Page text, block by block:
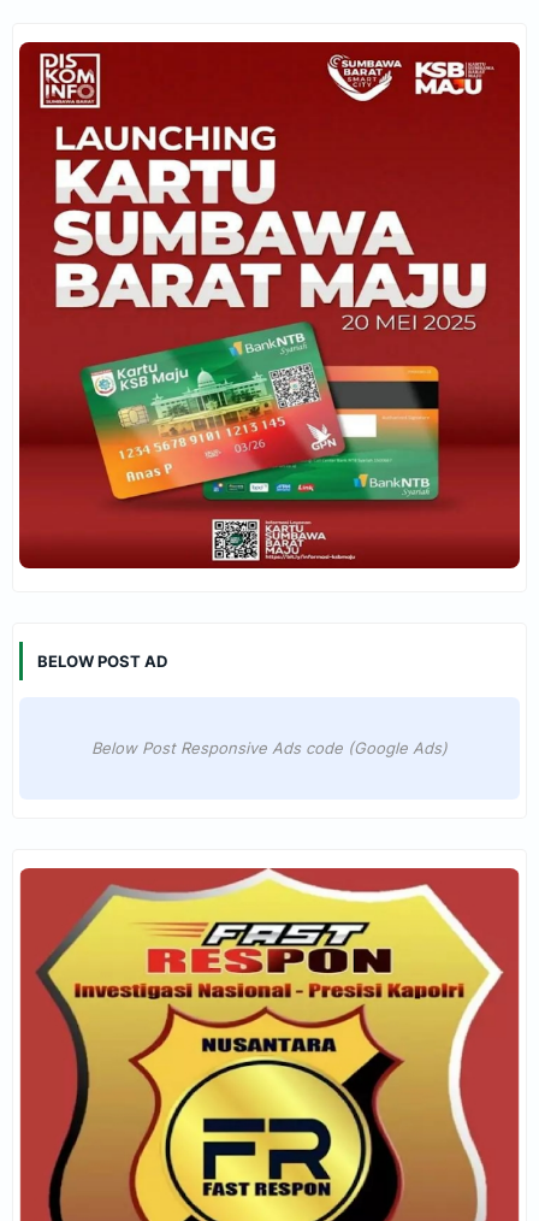
BELOW POST AD
Below Post Responsive Ads code (Google Ads)